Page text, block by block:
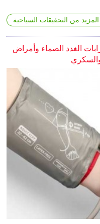
المزيد من التحقيقات السياحية
الغدد الصماء وأمراض
والسكري